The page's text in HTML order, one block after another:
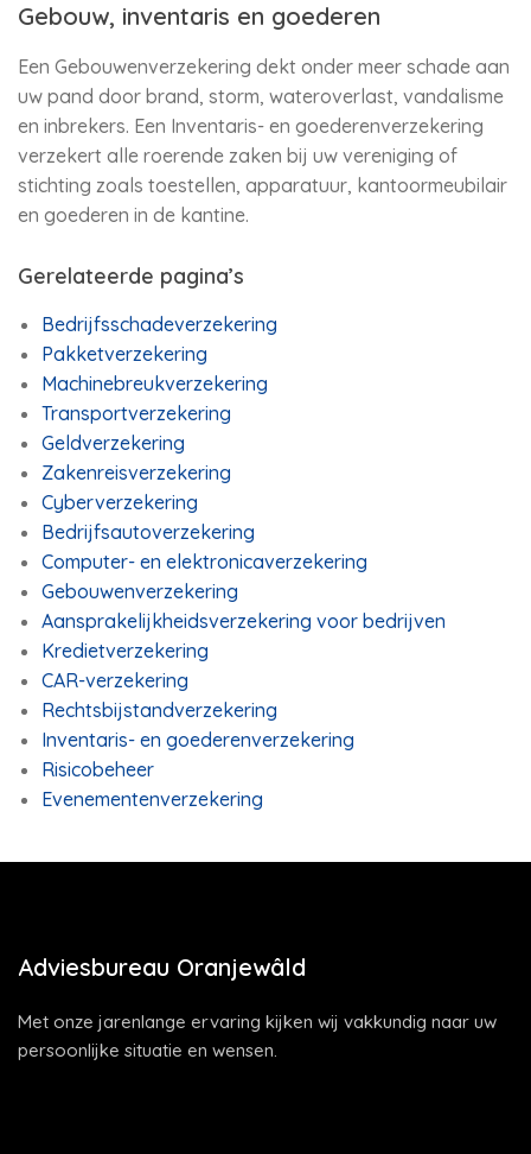
Gebouw, inventaris en goederen
Een Gebouwenverzekering dekt onder meer schade aan
uw pand door brand, storm, wateroverlast, vandalisme
en inbrekers. Een Inventaris- en goederenverzekering
verzekert alle roerende zaken bij uw vereniging of
stichting zoals toestellen, apparatuur, kantoormeubilair
en goederen in de kantine.
Gerelateerde pagina’s
Bedrijfsschadeverzekering
Pakketverzekering
Machinebreukverzekering
Transportverzekering
Geldverzekering
Zakenreisverzekering
Cyberverzekering
Bedrijfsautoverzekering
Computer- en elektronicaverzekering
Gebouwenverzekering
Aansprakelijkheidsverzekering voor bedrijven
Kredietverzekering
CAR-verzekering
Rechtsbijstandverzekering
Inventaris- en goederenverzekering
Risicobeheer
Evenementenverzekering
Adviesbureau Oranjewâld
Met onze jarenlange ervaring kijken wij vakkundig naar uw
persoonlijke situatie en wensen.